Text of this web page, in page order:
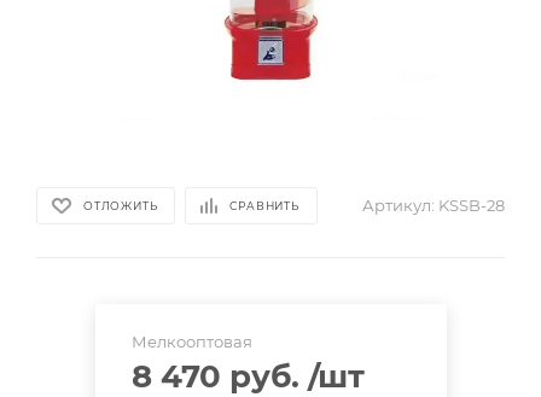
ОТЛОЖИТЬ СРАВНИТЬ Артикул: KSSB-28
Мелкооптовая
8 470 руб. /шт